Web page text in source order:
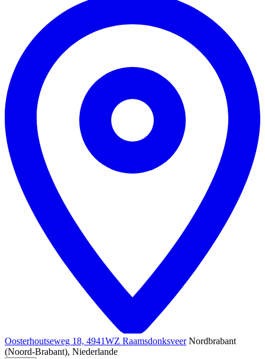
Oosterhoutseweg 18, 4941WZ Raamsdonksveer Nordbrabant
(Noord-Brabant), Niederlande